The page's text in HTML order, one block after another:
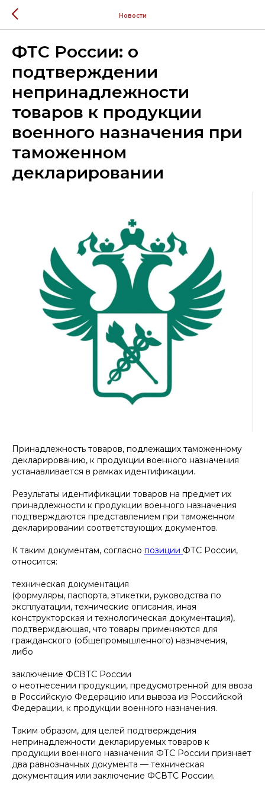
Новости
ФТС России: о
подтверждении
непринадлежности
товаров к продукции
военного назначения при
таможенном
декларировании
Принадлежность товаров, подлежащих таможенному
декларированию, к продукции военного назначения
устанавливается в рамках идентификации.
Результаты идентификации товаров на предмет их
принадлежности к продукции военного назначения
подтверждаются представлением при таможенном
декларировании соответствующих документов.
К таким документам, согласно позиции ФТС России,
относится:
техническая документация
(формуляры, паспорта, этикетки, руководства по
эксплуатации, технические описания, иная
конструкторская и технологическая документация),
подтверждающая, что товары применяются для
гражданского (общепромышленного) назначения,
либо
заключение ФСВТС России
о неотнесении продукции, предусмотренной для ввоза
в Российскую Федерацию или вывоза из Российской
Федерации, к продукции военного назначения.
Таким образом, для целей подтверждения
непринадлежности декларируемых товаров к
продукции военного назначения ФТС России признает
два равнозначных документа — техническая
документация или заключение ФСВТС России.